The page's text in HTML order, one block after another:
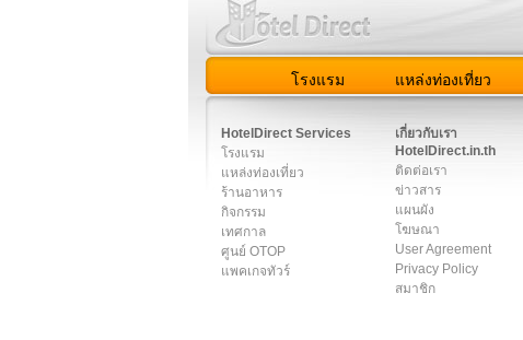
โรงแรม แหล่งท่องเที่ยว
HotelDirect Services
โรงแรม
แหล่งท่องเที่ยว
ร้านอาหาร
กิจกรรม
เทศกาล
ศูนย์ OTOP
แพคเกจทัวร์
เกี่ยวกับเรา
HotelDirect.in.th
ติดต่อเรา
ข่าวสาร
แผนผัง
โฆษณา
User Agreement
Privacy Policy
สมาชิก